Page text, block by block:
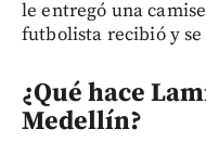
le entregó una
futbolista recibió y
¿Qué hace
Medellín?